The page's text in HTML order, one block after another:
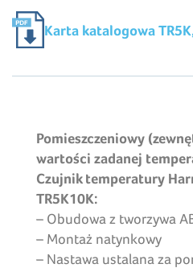
Karta katalogowa
Pomieszczeniowy
wartości zadanej
Czujnik temperatury
TR5K10K:
– Obudowa z tworzywa
– Montaż natynkowy
– Nastawa ustalana za